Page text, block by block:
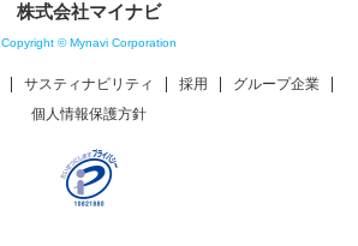
株式会社マイナビ
Copyright © Mynavi Corporation
サスティナビリティ 採用
グループ企業
個人情報保護方針